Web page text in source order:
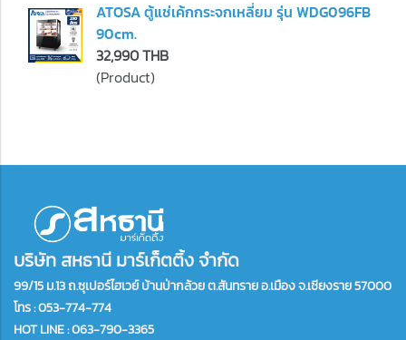
ATOSA ตู้แช่เค้กกระจกเหลี่ยม รุ่น WDG096FB
90cm.
32,990 THB
(Product)
บริษัท สหธานี มาร์เก็ตติ้ง จำกัด
99/15 ม.13 ถ.ซุเปอร์ไฮเวย์ บ้านป่ากล้วย ต.สันทราย อ.เมือง จ.เชียงราย 57000
โทร :053-774-774
HOT LINE : 063-790-3365